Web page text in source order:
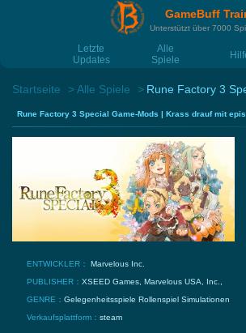
GameBuff
Unterstützt über 7000
Letzte
Updates
Alle
Spiele
Startseite Alle Spiele Rune Factory 3
Rune Factory 3 Special Game-Mods | Krass drauf mit
ENTWICKLER： Marvelous Inc.
PUBLISHER： XSEED Games, Marvelous USA, Inc.,
GENRE： Gelegenheitsspiele Rollenspiel Simulationen
Verkaufsplattform： steam